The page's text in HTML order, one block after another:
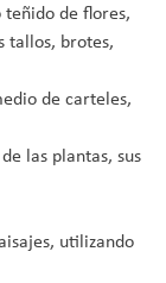
teñido de flores,
tallos, brotes,
de carteles,
las plantas, sus
utilizando